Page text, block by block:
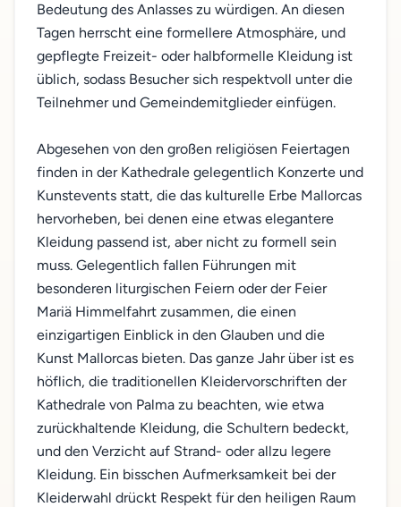
Bedeutung des Anlasses zu würdigen. An diesen
Tagen herrscht eine formellere Atmosphäre, und
gepflegte Freizeit- oder halbformelle Kleidung ist
üblich, sodass Besucher sich respektvoll unter die
Teilnehmer und Gemeindemitglieder einfügen.
Abgesehen von den großen religiösen Feiertagen
finden in der Kathedrale gelegentlich Konzerte und
Kunstevents statt, die das kulturelle Erbe Mallorcas
hervorheben, bei denen eine etwas elegantere
Kleidung passend ist, aber nicht zu formell sein
muss. Gelegentlich fallen Führungen mit
besonderen liturgischen Feiern oder der Feier
Mariä Himmelfahrt zusammen, die einen
einzigartigen Einblick in den Glauben und die
Kunst Mallorcas bieten. Das ganze Jahr über ist es
höflich, die traditionellen Kleidervorschriften der
Kathedrale von Palma zu beachten, wie etwa
zurückhaltende Kleidung, die Schultern bedeckt,
und den Verzicht auf Strand- oder allzu legere
Kleidung. Ein bisschen Aufmerksamkeit bei der
Kleiderwahl drückt Respekt für den heiligen Raum